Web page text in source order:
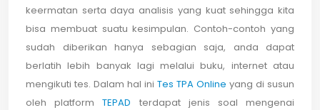
keermatan serta daya analisis yang kuat sehingga kita
bisa membuat suatu kesimpulan. Contoh-contoh yang
sudah diberikan hanya sebagian saja, anda dapat
berlatih lebih banyak lagi melalui buku, internet atau
mengikuti tes. Dalam hal ini Tes TPA Online yang di susun
oleh platformTEPAD terdapat jenis soal mengenai